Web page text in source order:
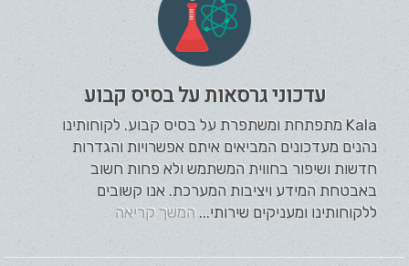
עדכוני גרסאות על בסיס קבוע
Kala מתפתחת ומשתפרת על בסיס קבוע. לקוחותינו
נהנים מעדכונים המביאים איתם אפשרויות והגדרות
חדשות ושיפור בחווית המשתמש ולא פחות חשוב
באבטחת המידע ויציבות המערכת. אנו קשובים
ללקוחותינו ומעניקים שירותי... המשך קריאה